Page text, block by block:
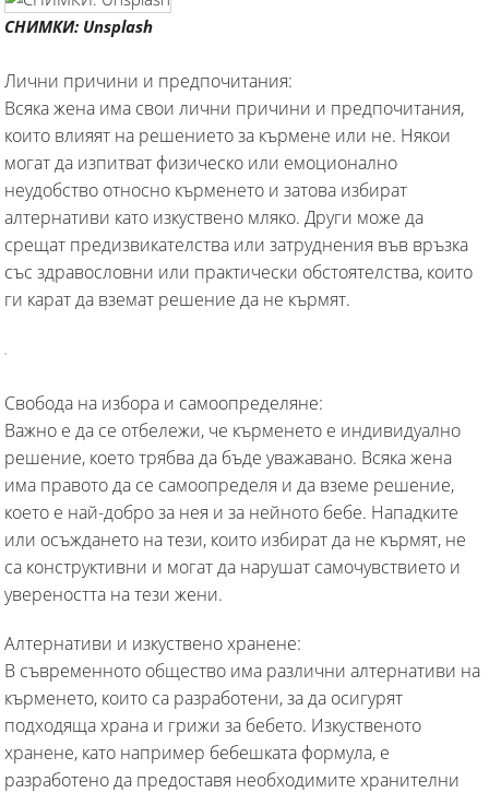
СНИМКИ: Unsplash
Лични причини и предпочитания:
Всяка жена има свои лични причини и предпочитания,
които влияят на решението за кърмене или не. Някои
могат да изпитват физическо или емоционално
неудобство относно кърменето и затова избират
алтернативи като изкуствено мляко. Други може да
срещат предизвикателства или затруднения във връзка
със здравословни или практически обстоятелства, които
ги карат да вземат решение да не кърмят.
Свобода на избора и самоопределяне:
Важно е да се отбележи, че кърменето е индивидуално
решение, което трябва да бъде уважавано. Всяка жена
има правото да се самоопределя и да вземе решение,
което е най-добро за нея и за нейното бебе. Нападките
или осъждането на тези, които избират да не кърмят, не
са конструктивни и могат да нарушат самочувствието и
увереността на тези жени.
Алтернативи и изкуствено хранене:
В съвременното общество има различни алтернативи на
кърменето, които са разработени, за да осигурят
подходяща храна и грижи за бебето. Изкуственото
хранене, като например бебешката формула, е
разработено да предоставя необходимите хранителни